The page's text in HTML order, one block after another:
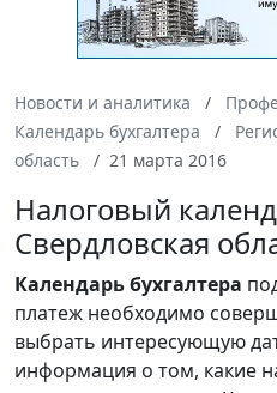
Новости и аналитика
Календарь бухгалтера
область
21 марта 2016
Налоговый
Свердловская
Календарьбухгалтера
платеж необходимо
выбрать интересующую
информация о том, какие